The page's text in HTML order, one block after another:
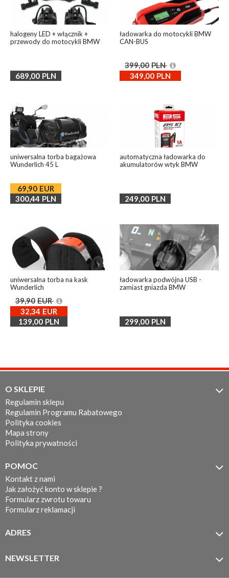
halogeny LED + włącznik +
przewody do motocykli BMW
689,00 PLN
ładowarka do motocykli BMW
CAN-BUS
399,00 PLN
349,00 PLN
uniwersalna torba bagażowa
Wunderlich 45 L
69,90 EUR
300,44 PLN
automatyczna ładowarka do
akumulatorów wtyk BMW
249,00 PLN
uniwersalna torba na kask
Wunderlich
39,90 EUR
32,34 EUR
139,00 PLN
ładowarka podwójna USB -
zamiast gniazda BMW
299,00 PLN
O SKLEPIE 
Regulamin sklepu
Regulamin Programu Rabatowego
Polityka cookies
Mapa strony
Polityka prywatności
POMOC 
Kontakt z nami
Jak założyć konto w sklepie ?
Formularz zwrotu towaru
Formularz reklamacji
ADRES 
ul. Koronkarska 7/11
NEWSLETTER 